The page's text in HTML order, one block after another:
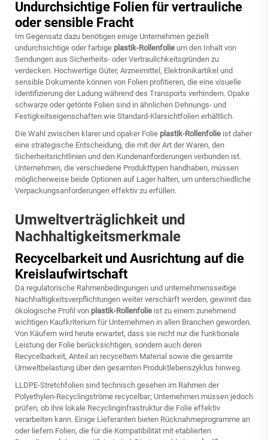
Undurchsichtige Folien für vertrauliche
oder sensible Fracht
Im Gegensatz dazu benötigen einige Unternehmen gezielt
undurchsichtige oder farbige plastik-Rollenfolie um den Inhalt von
Sendungen aus Sicherheits- oder Vertraulichkeitsgründen zu
verdecken. Hochwertige Güter, Arzneimittel, Elektronikartikel und
sensible Dokumente können von Folien profitieren, die eine visuelle
Identifizierung der Ladung während des Transports verhindern. Opake
schwarze oder getönte Folien sind in ähnlichen Dehnungs- und
Festigkeitseigenschaften wie Standard-Klarsichtfolien erhältlich.
Die Wahl zwischen klarer und opaker Folie plastik-Rollenfolie ist daher
eine strategische Entscheidung, die mit der Art der Waren, den
Sicherheitsrichtlinien und den Kundenanforderungen verbunden ist.
Unternehmen, die verschiedene Produkttypen handhaben, müssen
möglicherweise beide Optionen auf Lager halten, um unterschiedliche
Verpackungsanforderungen effektiv zu erfüllen.
Umweltverträglichkeit und
Nachhaltigkeitsmerkmale
Recycelbarkeit und Ausrichtung auf die
Kreislaufwirtschaft
Da regulatorische Rahmenbedingungen und unternehmensseitige
Nachhaltigkeitsverpflichtungen weiter verschärft werden, gewinnt das
ökologische Profil von plastik-Rollenfolie ist zu einem zunehmend
wichtigen Kaufkriterium für Unternehmen in allen Branchen geworden.
Von Käufern wird heute erwartet, dass sie nicht nur die funktionale
Leistung der Folie berücksichtigen, sondern auch deren
Recycelbarkeit, Anteil an recyceltem Material sowie die gesamte
Umweltbelastung über den gesamten Produktlebenszyklus hinweg.
LLDPE-Stretchfolien sind technisch gesehen im Rahmen der
Polyethylen-Recyclingströme recycelbar; Unternehmen müssen jedoch
prüfen, ob ihre lokale Recyclinginfrastruktur die Folie effektiv
verarbeiten kann. Einige Lieferanten bieten Rücknahmeprogramme an
oder liefern Folien, die für die Kompatibilität mit etablierten